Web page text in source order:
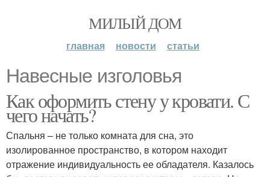
МИЛЫЙ ДОМ
главная новости статьи
Навесные изголовья
Как оформить стену у кровати. С
чего начать?
Спальня – не только комната для сна, это
изолированное пространство, в котором находит
отражение индивидуальность ее обладателя. Казалось